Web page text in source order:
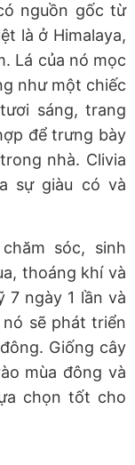
nguồn gốc từ
là ở Himalaya,
Lá của nó mọc
như một chiếc
sáng, trang
để trưng bày
nhà. Clivia
sự giàu có và
sóc, sinh
thoáng khí và
ngày 1 lần và
sẽ phát triển
Giống cây
mùa đông và
chọn tốt cho